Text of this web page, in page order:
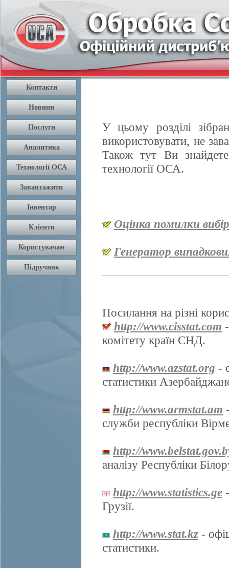
У цьому розділі
використовувати, не
Також тут Ви
технології ОСА.
Оцінка помилки
Генератор
Посилання на різні
http://www.cisstat.com
комітету країн СНД.
http://www.azstat.org -
статистики
http://www.armstat.am
служби республіки
http://
аналізу Республіки
http://www.statistics.ge
Грузії.
http://www.stat.kz -
статистики.